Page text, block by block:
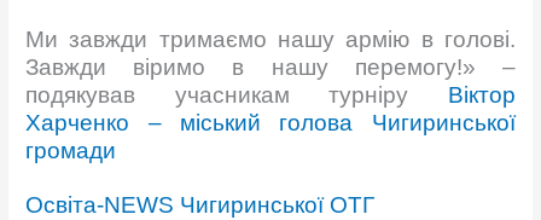
Ми завжди тримаємо нашу армію в голові.
Завжди віримо в нашу перемогу!» –
подякував учасникам турніру Віктор
Харченко – міський голова Чигиринської
громади
Освіта-NEWS Чигиринської ОТГ